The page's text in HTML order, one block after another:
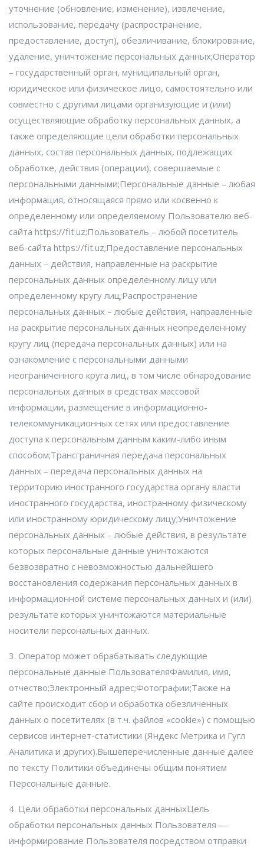
уточнение (обновление, изменение), извлечение,
использование, передачу (распространение,
предоставление, доступ), обезличивание, блокирование,
удаление, уничтожение персональных данных;Оператор
– государственный орган, муниципальный орган,
юридическое или физическое лицо, самостоятельно или
совместно с другими лицами организующие и (или)
осуществляющие обработку персональных данных, а
также определяющие цели обработки персональных
данных, состав персональных данных, подлежащих
обработке, действия (операции), совершаемые с
персональными данными;Персональные данные – любая
информация, относящаяся прямо или косвенно к
определенному или определяемому Пользователю веб-
сайта https://fit.uz;Пользователь – любой посетитель
веб-сайта https://fit.uz;Предоставление персональных
данных – действия, направленные на раскрытие
персональных данных определенному лицу или
определенному кругу лиц;Распространение
персональных данных – любые действия, направленные
на раскрытие персональных данных неопределенному
кругу лиц (передача персональных данных) или на
ознакомление с персональными данными
неограниченного круга лиц, в том числе обнародование
персональных данных в средствах массовой
информации, размещение в информационно-
телекоммуникационных сетях или предоставление
доступа к персональным данным каким-либо иным
способом;Трансграничная передача персональных
данных – передача персональных данных на
территорию иностранного государства органу власти
иностранного государства, иностранному физическому
или иностранному юридическому лицу;Уничтожение
персональных данных – любые действия, в результате
которых персональные данные уничтожаются
безвозвратно с невозможностью дальнейшего
восстановления содержания персональных данных в
информационной системе персональных данных и (или)
результате которых уничтожаются материальные
носители персональных данных.
3. Оператор может обрабатывать следующие
персональные данные ПользователяФамилия, имя,
отчество;Электронный адрес;Фотографии;Также на
сайте происходит сбор и обработка обезличенных
данных о посетителях (в т.ч. файлов «cookie») с помощью
сервисов интернет-статистики (Яндекс Метрика и Гугл
Аналитика и других).Вышеперечисленные данные далее
по тексту Политики объединены общим понятием
Персональные данные.
4. Цели обработки персональных данныхЦель
обработки персональных данных Пользователя —
информирование Пользователя посредством отправки